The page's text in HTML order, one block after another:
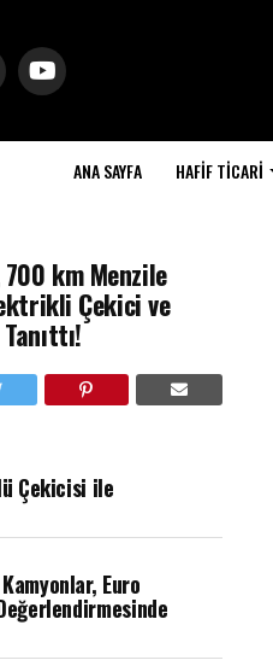
ANA SAYFA HAFIF TICARI
km Menzile
Çekici ve
Çekicisi ile
Euro